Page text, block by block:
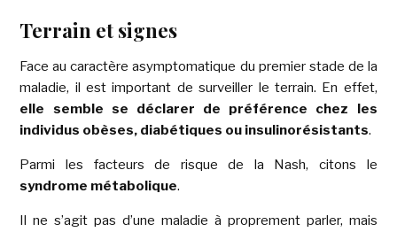
Terrain et signes
Face au caractère asymptomatique du premier stade de la
maladie, il est important de surveiller le terrain. En effet,
elle semble se déclarer de préférence chez les
individus obèses, diabétiques ou insulinorésistants.
Parmi les facteurs de risque de la Nash, citons le
syndrome métabolique.
Il ne s’agit pas d’une maladie à proprement parler, mais